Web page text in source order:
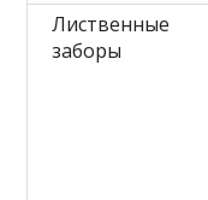
Лиственные
заборы